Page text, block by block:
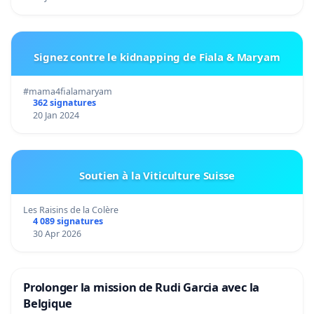
Signez contre le kidnapping de Fiala & Maryam
#mama4fialamaryam
362 signatures
20 Jan 2024
Soutien à la Viticulture Suisse
Les Raisins de la Colère
4 089 signatures
30 Apr 2026
Prolonger la mission de Rudi Garcia avec la
Belgique